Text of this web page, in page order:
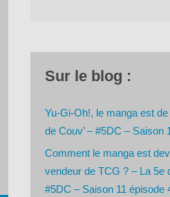
Sur le blog :
Yu-Gi-Oh!, le manga est
de Couv’ – #5DC – Saison
Comment le manga est
vendeur de TCG ? – La 5e
#5DC – Saison 11 épisode